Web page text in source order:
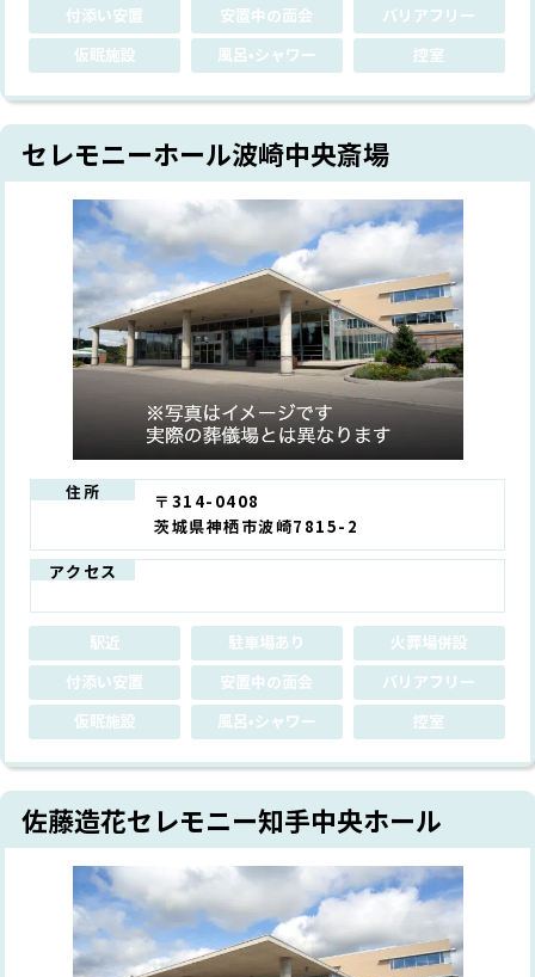
付添い安置 安置中の面会
バリアフリー
仮眠施設
風呂•シャワー 控室
セレモニーホール波崎中央斎場
住所
〒314-0408
茨城県神栖市波崎7815-2
アクセス
駅近 駐車場あり
火葬場併設
付添い安置
安置中の面会
バリアフリー
仮眠施設
風呂•シャワー 控室
佐藤造花セレモニー知手中央ホール